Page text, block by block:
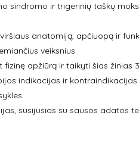
sindromo ir trigerinių taškų
anatomiją, apčiuopą ir
veiksnius.
apžiūrą ir taikyti šias žinias
indikacijas ir kontraindikacijas.
susijusias su sausos adatos